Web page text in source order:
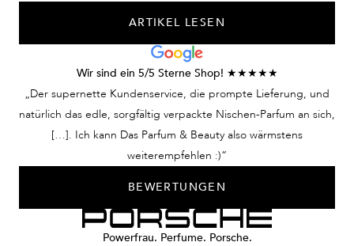
ARTIKEL LESEN
Wir sind ein 5/5 Sterne Shop! ★★★★★
„Der supernette Kundenservice, die prompte Lieferung, und
natürlich das edle, sorgfältig verpackte Nischen-Parfum an sich,
[…]. Ich kann Das Parfum & Beauty also wärmstens
weiterempfehlen :)“
BEWERTUNGEN
Powerfrau. Perfume. Porsche.